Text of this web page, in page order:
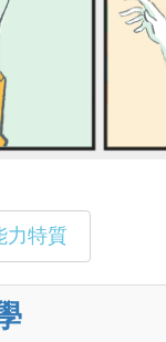
力特質